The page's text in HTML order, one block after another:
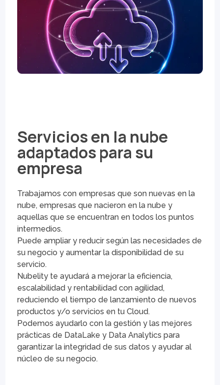
Servicios en la nube
adaptados para su
empresa
Trabajamos con empresas que son nuevas en la
nube, empresas que nacieron en la nube y
aquellas que se encuentran en todos los puntos
intermedios.
Puede ampliar y reducir según las necesidades de
su negocio y aumentar la disponibilidad de su
servicio.
Nubelity te ayudará a mejorar la eficiencia,
escalabilidad y rentabilidad con agilidad,
reduciendo el tiempo de lanzamiento de nuevos
productos y/o servicios en tu Cloud.
Podemos ayudarlo con la gestión y las mejores
prácticas de DataLake y Data Analytics para
garantizar la integridad de sus datos y ayudar al
núcleo de su negocio.